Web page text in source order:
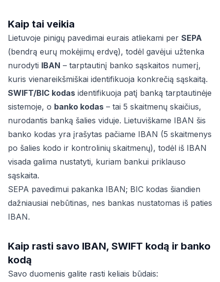
Kaip tai veikia
Lietuvoje pinigų pavedimai eurais atliekami per SEPA
(bendrą eurų mokėjimų erdvę), todėl gavėjui užtenka
nurodyti IBAN – tarptautinį banko sąskaitos numerį,
kuris vienareikšmiškai identifikuoja konkrečią sąskaitą.
SWIFT/BIC kodas identifikuoja patį banką tarptautinėje
sistemoje, o banko kodas – tai 5 skaitmenų skaičius,
nurodantis banką šalies viduje. Lietuviškame IBAN šis
banko kodas yra įrašytas pačiame IBAN (5 skaitmenys
po šalies kodo ir kontrolinių skaitmenų), todėl iš IBAN
visada galima nustatyti, kuriam bankui priklauso
sąskaita.
SEPA pavedimui pakanka IBAN; BIC kodas šiandien
dažniausiai nebūtinas, nes bankas nustatomas iš paties
IBAN.
Kaip rasti savo IBAN, SWIFT kodą ir banko
kodą
Savo duomenis galite rasti keliais būdais: